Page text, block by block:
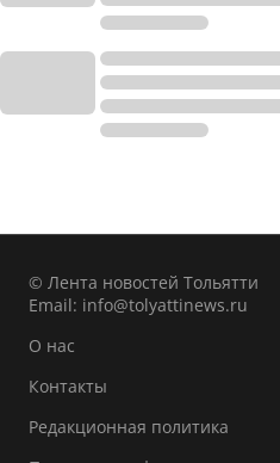
© Лента новостей Тольятти
Email: info@tolyattinews.ru
О нас
Контакты
Редакционная политика